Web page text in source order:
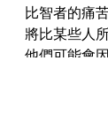
比智者的痛
將比某些人
他們可能會